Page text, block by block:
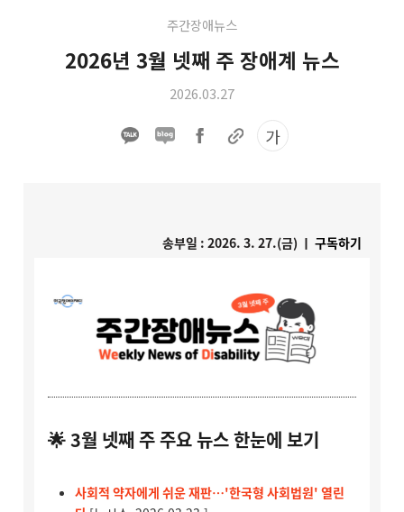
주간장애뉴스
2026년 3월 넷째 주 장애계 뉴스
2026.03.27
가